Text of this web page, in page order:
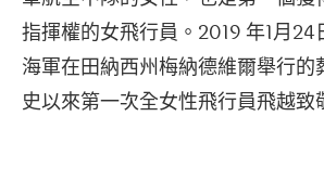
指揮權的女飛行員。2019 年1月24
海軍在田納西州梅納德維爾舉行的
史以來第一次全女性飛行員飛越致